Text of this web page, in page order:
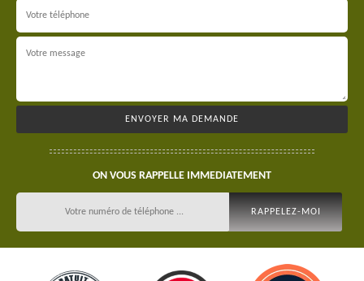
ON VOUS RAPPELLE IMMEDIATEMENT